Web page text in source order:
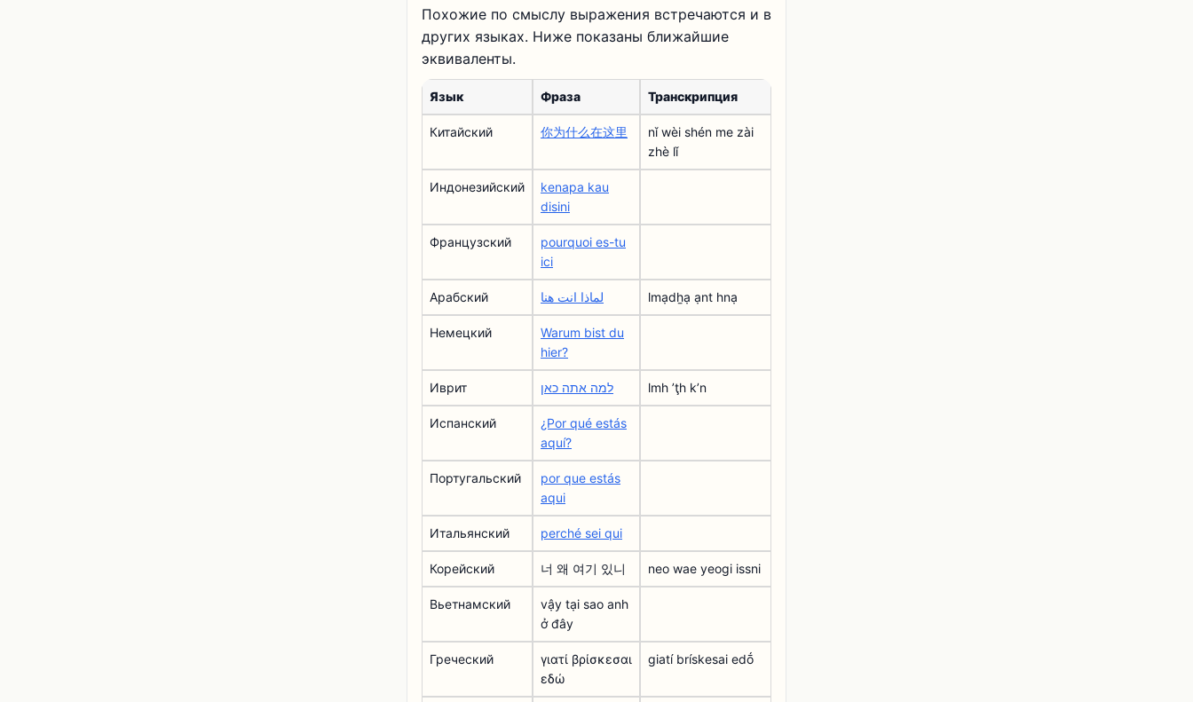
Похожие по смыслу выражения встречаются и в
других языках. Ниже показаны ближайшие
эквиваленты.
Язык Фраза Транскрипция
Китайский 你为什么在这里
nǐ wèi shén me zài
zhè lǐ
Индонезийский
kenapa kau
disini
Французский
pourquoi es-tu
ici
Арабский لماذا انت هنا lmạdẖạ ạnt hnạ
Немецкий
Warum bist du
hier?
Иврит למה אתה כאן lmh ʼţh kʼn
Испанский
¿Por qué estás
aquí?
Португальский
por que estás
aqui
Итальянский perché sei qui
Корейский 너 왜 여기 있니 neo wae yeogi issni
Вьетнамский
vậy tại sao anh
ở đây
Греческий
γιατί βρίσκεσαι
εδώ
giatí brískesai edṓ